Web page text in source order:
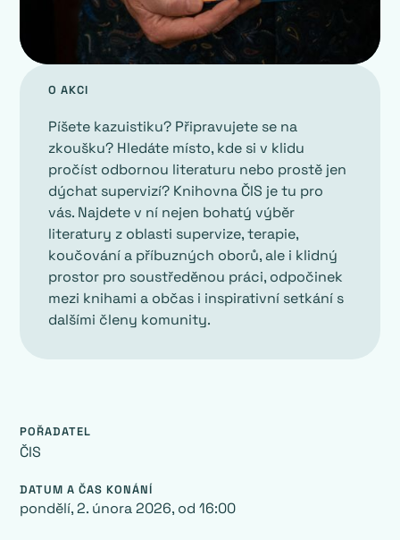
POŘADATEL
‍ČIS
DATUM A ČAS KONÁNÍ
pondělí, 2. února 2026, od 16:00
O AKCI
Píšete kazuistiku? Připravujete se na
zkoušku? Hledáte místo, kde si v klidu
pročíst odbornou literaturu nebo prostě jen
dýchat supervizí? Knihovna ČIS je tu pro
vás. Najdete v ní nejen bohatý výběr
literatury z oblasti supervize, terapie,
koučování a příbuzných oborů, ale i klidný
prostor pro soustředěnou práci, odpočinek
mezi knihami a občas i inspirativní setkání s
dalšími členy komunity.